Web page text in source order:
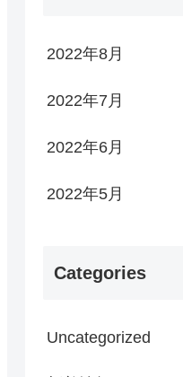
2022年8月
2022年7月
2022年6月
2022年5月
Categories
Uncategorized